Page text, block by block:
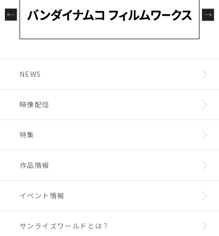
NEWS
映像配信
特集
作品情報
イベント情報
サンライズワールドとは？